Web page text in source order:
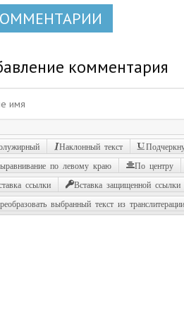
комментария
Наклонный текст
по левому краю По центру
ссылки Вставка защищенной ссылки
выбранный текст из